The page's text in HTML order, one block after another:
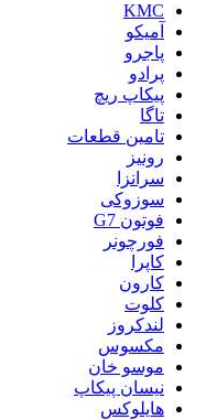
KMC
آمیکو
پاجرو
پرادو
پیکاپ ریچ
تاگا
تامین قطعات
رونیز
سرانزا
سوزوکی
فوتون G7
فورچونر
کاپرا
کارون
کلوت
لندکروز
مکسوس
موسو خان
نیسان پیکاپ
هایلوکس